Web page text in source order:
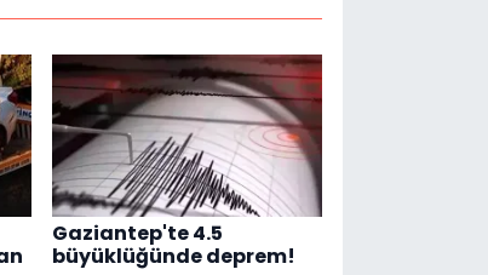
Gaziantep'te 4.5
büyüklüğünde deprem!